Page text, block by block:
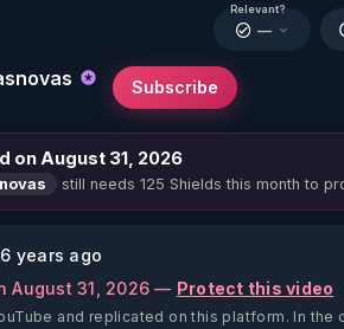
Subscribe
Relevant?
—
on August 31, 2026
still needs 125 Shields this month to
years ago
August 31, 2026 — Protect this video
and replicated on this platform. In the